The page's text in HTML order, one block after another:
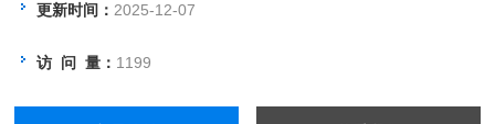
更新时间：2025-12-07
访 问 量： 1199